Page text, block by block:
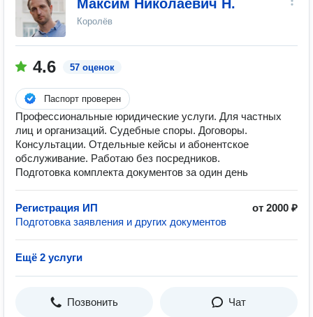
Максим Николаевич Н.
Королёв
4.6 57 оценок
Паспорт проверен
Профессиональные юридические услуги. Для частных
лиц и организаций. Судебные споры. Договоры.
Консультации. Отдельные кейсы и абонентское
обслуживание. Работаю без посредников.
Подготовка комплекта документов за один день
Регистрация ИП
от 2000 ₽
Подготовка заявления и других документов
Ещё 2 услуги
Позвонить Чат